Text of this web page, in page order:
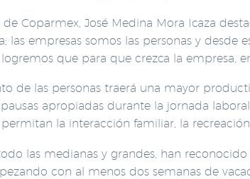
Coparmex, José Medina Mora Icaza
las empresas somos las personas y
que para que crezca la empresa,
de las personas traerá una mayor
apropiadas durante la jornada
la interacción familiar, la
las medianas y grandes, han
con al menos dos semanas de